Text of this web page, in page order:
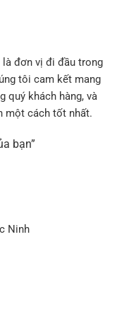
là đơn vị đi đầu trong
tôi cam kết mang
quý khách hàng, và
một cách tốt nhất.
bạn”
Ninh